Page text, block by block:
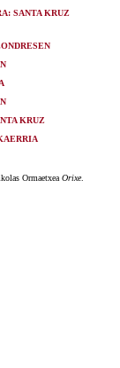
SANTA KRUZ
KRUZ
Ormaetxea Orixe.